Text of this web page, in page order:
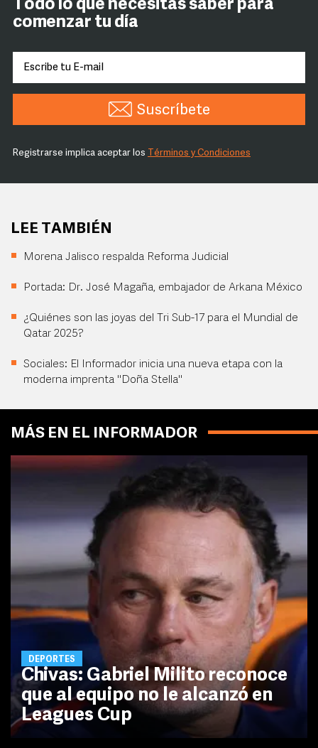
Todo lo que necesitas saber para
comenzar tu día
Suscríbete
Registrarse implica aceptar los Términos y Condiciones
LEE TAMBIÉN
Morena Jalisco respalda Reforma Judicial
Portada: Dr. José Magaña, embajador de Arkana México
¿Quiénes son las joyas del Tri Sub-17 para el Mundial de
Qatar 2025?
Sociales: El Informador inicia una nueva etapa con la
moderna imprenta "Doña Stella"
MÁS EN EL INFORMADOR
DEPORTES
Chivas: Gabriel Milito reconoce
que al equipo no le alcanzó en
Leagues Cup